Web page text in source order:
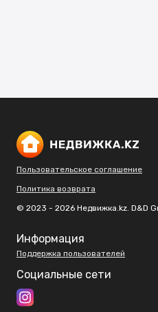
Пользовательское соглашение
Политика возврата
© 2023 - 2026 Недвижка.kz. D&D
Информация
Поддержка пользователей
Социальные сети